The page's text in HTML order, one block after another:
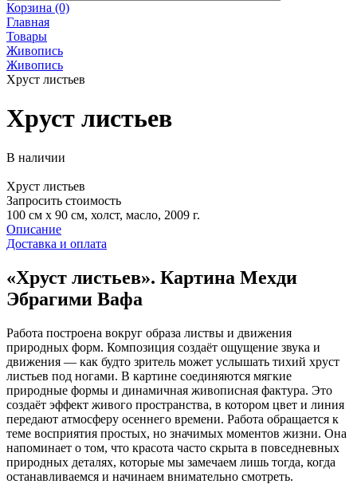
Корзина (0)
Главная
Товары
Живопись
Живопись
Хруст листьев
Хруст листьев
В наличии
Хруст листьев
Запросить стоимость
100 см x 90 см, холст, масло, 2009 г.
Описание
Доставка и оплата
«Хруст листьев». Картина Мехди
Эбрагими Вафа
Работа построена вокруг образа листвы и движения
природных форм. Композиция создаёт ощущение звука и
движения — как будто зритель может услышать тихий хруст
листьев под ногами. В картине соединяются мягкие
природные формы и динамичная живописная фактура. Это
создаёт эффект живого пространства, в котором цвет и линия
передают атмосферу осеннего времени. Работа обращается к
теме восприятия простых, но значимых моментов жизни. Она
напоминает о том, что красота часто скрыта в повседневных
природных деталях, которые мы замечаем лишь тогда, когда
останавливаемся и начинаем внимательно смотреть.